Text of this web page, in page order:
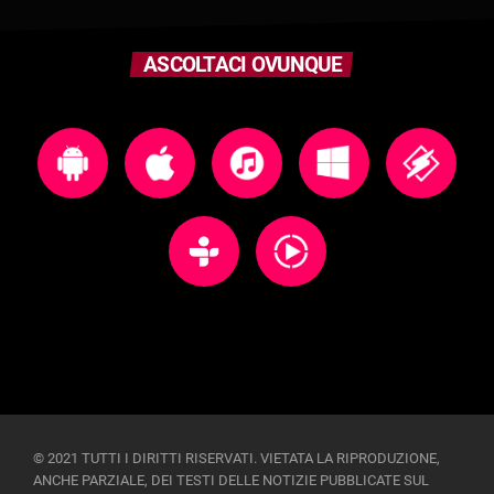
ASCOLTACI OVUNQUE
© 2021 TUTTI I DIRITTI RISERVATI. VIETATA LA RIPRODUZIONE,
ANCHE PARZIALE, DEI TESTI DELLE NOTIZIE PUBBLICATE SUL